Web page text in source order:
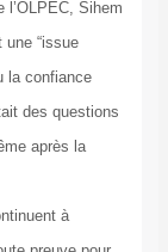
l’OLPEC, Sihem
“issue
la confiance
des questions
après la
à